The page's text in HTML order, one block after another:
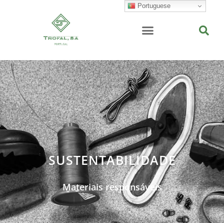
SUSTENTABILIDADE
Materiais responsáveis
Portuguese